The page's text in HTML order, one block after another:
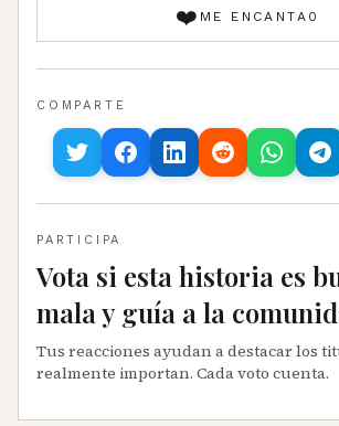
❤️ ME ENCANTA 0
COMPARTE
PARTICIPA
Vota si esta historia es
mala y guía a la
Tus reacciones ayudan a destacar los
realmente importan. Cada voto cuenta.